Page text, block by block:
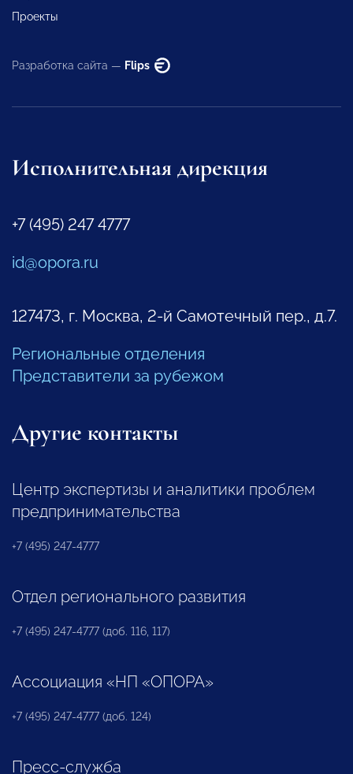
Проекты
Разработка сайта — Flips
Исполнительная дирекция
+7 (495) 247 4777
id@opora.ru
127473, г. Москва, 2-й Самотечный пер., д.7.
Региональные отделения
Представители за рубежом
Другие контакты
Центр экспертизы и аналитики проблем
предпринимательства
+7 (495) 247-4777
Отдел регионального развития
+7 (495) 247-4777 (доб. 116, 117)
Ассоциация «НП «ОПОРА»
+7 (495) 247-4777 (доб. 124)
Пресс-служба